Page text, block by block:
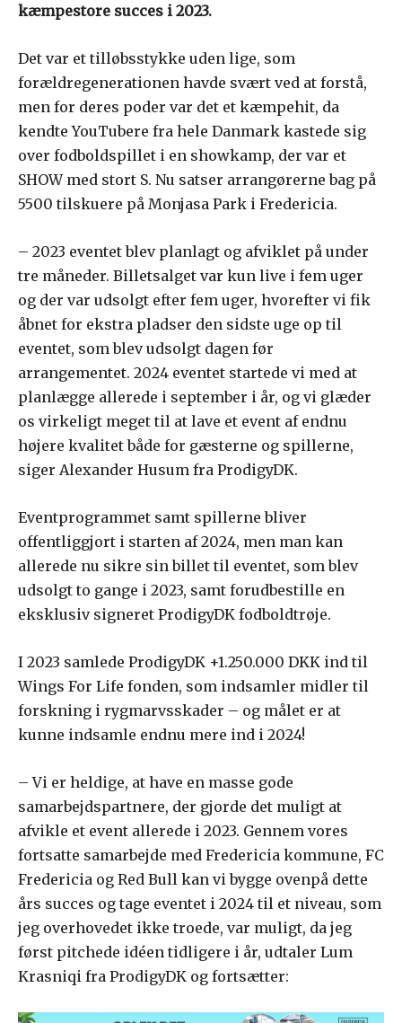
kæmpestore succes i 2023.
Det var et tilløbsstykke uden lige, som
forældregenerationen havde svært ved at forstå,
men for deres poder var det et kæmpehit, da
kendte YouTubere fra hele Danmark kastede sig
over fodboldspillet i en showkamp, der var et
SHOW med stort S. Nu satser arrangørerne bag på
5500 tilskuere på Monjasa Park i Fredericia.
– 2023 eventet blev planlagt og afviklet på under
tre måneder. Billetsalget var kun live i fem uger
og der var udsolgt efter fem uger, hvorefter vi fik
åbnet for ekstra pladser den sidste uge op til
eventet, som blev udsolgt dagen før
arrangementet. 2024 eventet startede vi med at
planlægge allerede i september i år, og vi glæder
os virkeligt meget til at lave et event af endnu
højere kvalitet både for gæsterne og spillerne,
siger Alexander Husum fra ProdigyDK.
Eventprogrammet samt spillerne bliver
offentliggjort i starten af 2024, men man kan
allerede nu sikre sin billet til eventet, som blev
udsolgt to gange i 2023, samt forudbestille en
eksklusiv signeret ProdigyDK fodboldtrøje.
I 2023 samlede ProdigyDK +1.250.000 DKK ind til
Wings For Life fonden, som indsamler midler til
forskning i rygmarvsskader – og målet er at
kunne indsamle endnu mere ind i 2024!
– Vi er heldige, at have en masse gode
samarbejdspartnere, der gjorde det muligt at
afvikle et event allerede i 2023. Gennem vores
fortsatte samarbejde med Fredericia kommune, FC
Fredericia og Red Bull kan vi bygge ovenpå dette
års succes og tage eventet i 2024 til et niveau, som
jeg overhovedet ikke troede, var muligt, da jeg
først pitchede idéen tidligere i år, udtaler Lum
Krasniqi fra ProdigyDK og fortsætter: